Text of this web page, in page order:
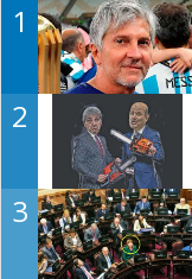
1
2
3